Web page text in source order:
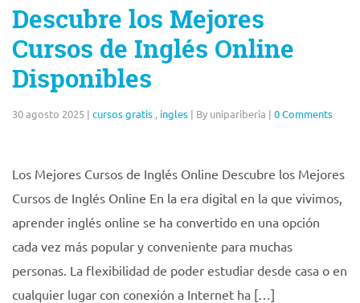
Descubre los Mejores
Cursos de Inglés Online
Disponibles
30 agosto 2025 | cursos gratis , ingles | By unipariberia | 0 Comments
Los Mejores Cursos de Inglés Online Descubre los Mejores
Cursos de Inglés Online En la era digital en la que vivimos,
aprender inglés online se ha convertido en una opción
cada vez más popular y conveniente para muchas
personas. La flexibilidad de poder estudiar desde casa o en
cualquier lugar con conexión a Internet ha […]